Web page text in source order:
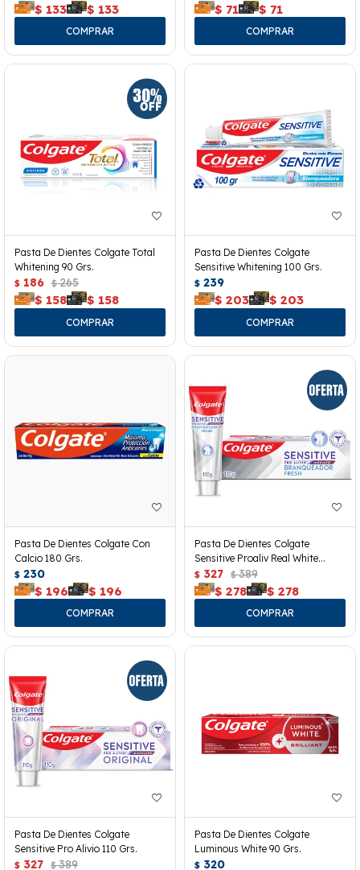
$ 133 $ 133 $ 71 $ 71
Pasta De Dientes Colgate Total
Whitening 90 Grs.
$ 186 $ 265
$ 158 $ 158
Pasta De Dientes Colgate
Sensitive Whitening 100 Grs.
$ 239
$ 203 $ 203
Pasta De Dientes Colgate Con
Calcio 180 Grs.
$ 230
$ 196 $ 196
Pasta De Dientes Colgate
Sensitive Proaliv Real White
110grs
$ 327 $ 389
$ 278 $ 278
Pasta De Dientes Colgate
Sensitive Pro Alivio 110 Grs.
$ 327 $ 389
Pasta De Dientes Colgate
Luminous White 90 Grs.
$ 320